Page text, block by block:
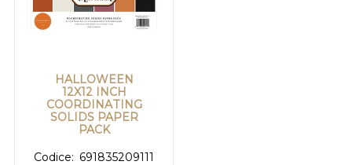
HALLOWEEN
12X12 INCH
COORDINATING
SOLIDS PAPER
PACK
Codice: 691835209111